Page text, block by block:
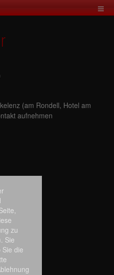
(am Rondell, Hotel am
aufnehmen
zu
Sie
die